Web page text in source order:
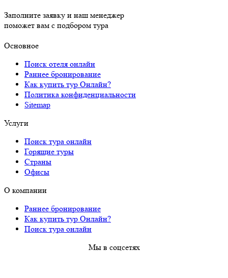
Заполните заявку и наш менеджер
поможет вам с подбором тура
Основное
Поиск отеля онлайн
Раннее бронирование
Как купить тур Онлайн?
Политика конфиденциальности
Sitemap
Услуги
Поиск тура онлайн
Горящие туры
Страны
Офисы
О компании
Раннее бронирование
Как купить тур Онлайн?
Поиск тура онлайн
Мы в соцсетях